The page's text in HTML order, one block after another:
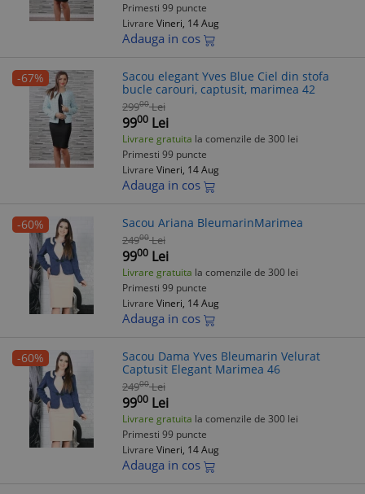
Primesti 99 puncte
Livrare Vineri, 14 Aug
Adauga in cos
-67%
Sacou elegant Yves Blue Ciel din stofa
bucle carouri, captusit, marimea 42
29900 Lei
9900 Lei
Livrare gratuita la comenzile de 300 lei
Primesti 99 puncte
Livrare Vineri, 14 Aug
Adauga in cos
-60% Sacou Ariana BleumarinMarimea
24900 Lei
9900 Lei
Livrare gratuita la comenzile de 300 lei
Primesti 99 puncte
Livrare Vineri, 14 Aug
Adauga in cos
-60%
Sacou Dama Yves Bleumarin Velurat
Captusit Elegant Marimea 46
24900 Lei
9900 Lei
Livrare gratuita la comenzile de 300 lei
Primesti 99 puncte
Livrare Vineri, 14 Aug
Adauga in cos